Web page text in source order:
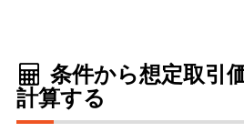
条件から想定取引
計算する